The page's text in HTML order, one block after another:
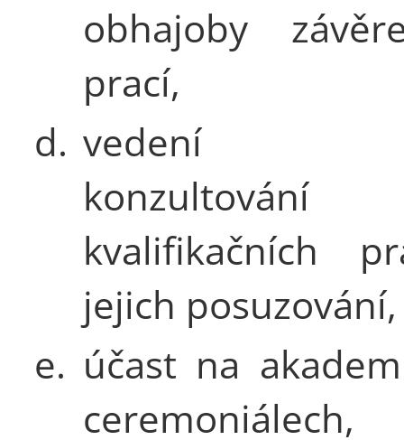
obhajoby
prací,
d. vedení
konzultování
kvalifikačních
jejich posuzování,
e. účast na
ceremoniálech,